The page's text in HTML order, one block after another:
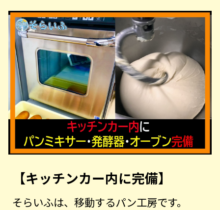
【キッチンカー内に完備】
そらいふは、移動するパン工房です。